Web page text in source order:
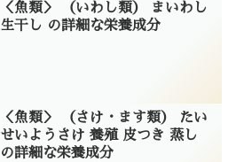
＜魚類＞ （いわし類） まいわし
生干し の詳細な栄養成分
＜魚類＞ （さけ・ます類） たい
せいようさけ 養殖 皮つき 蒸し
の詳細な栄養成分